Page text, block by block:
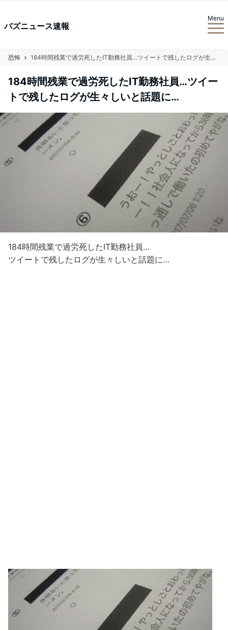
バズニュース速報
Menu
恐怖 184時間残業で過労死したIT勤務社員…ツイートで残したログが生々しいと話題に…
184時間残業で過労死したIT勤務社員…ツイー
トで残したログが生々しいと話題に…
184時間残業で過労死したIT勤務社員…
ツイートで残したログが生々しいと話題に…